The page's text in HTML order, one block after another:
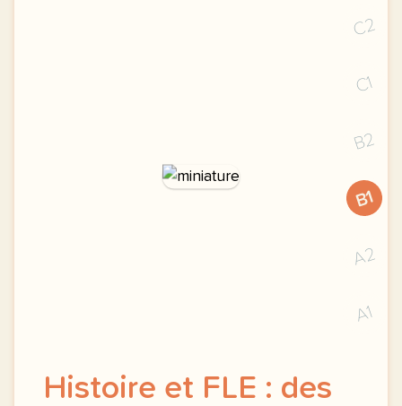
C2
C1
B2
B1
A2
A1
Histoire et FLE : des